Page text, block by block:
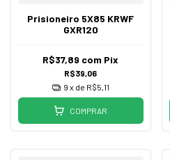
Prisioneiro 5X85 KRWF
GXR120
R$39,06
R$37,89 com Pix
9 x de R$5,11
COMPRAR